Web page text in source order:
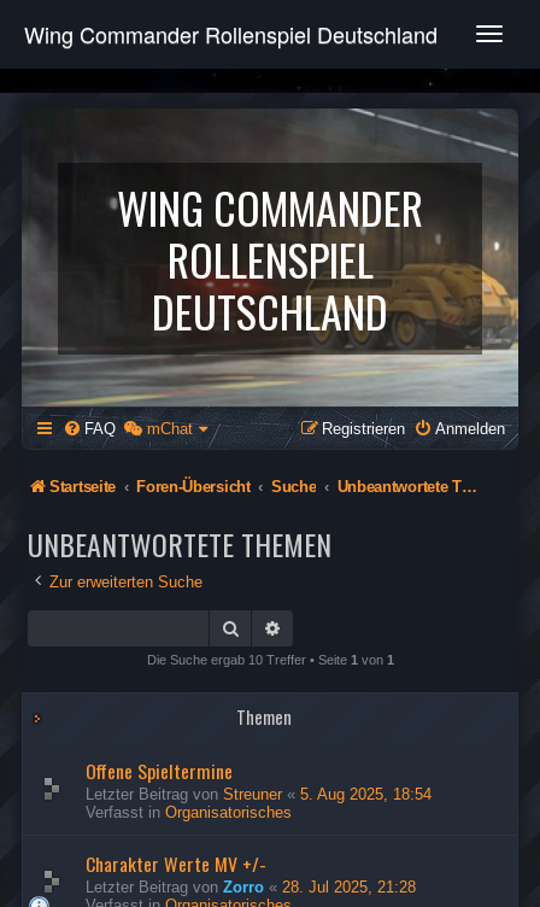
T
g
e
v
g
a
t
i
o
n
Wing Commander Rollenspiel Deutschland
WING COMMANDER
ROLLENSPIEL
DEUTSCHLAND
FAQ mChat Anmelden
Registrieren
Startseite Foren-Übersicht Suche Unbeantwortete Themen
UNBEANTWORTETE THEMEN
Zur erweiterten Suche
Suche
Die Suche ergab 10 Treffer • Seite 1 von 1
Themen
Offene Spieltermine
Letzter Beitrag von Streuner « 5. Aug 2025, 18:54
Verfasst in Organisatorisches
Charakter Werte MV +/-
Letzter Beitrag von Zorro « 28. Jul 2025, 21:28